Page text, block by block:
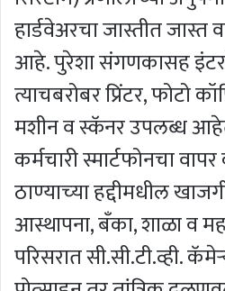
हार्डवेअरचा जास्तीत
आहे. पुरेशा संगणकासह
त्याचबरोबर प्रिंटर, फोटो
मशीन व स्कॅनर उपलब्ध
कर्मचारी स्मार्टफोनचा
ठाण्‍याच्‍या हद्दीमधील
आस्थापना, बँका, शाळा व
परिसरात सी.सी.टी.व्ही.